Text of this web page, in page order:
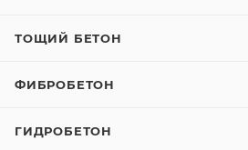
ТОЩИЙ БЕТОН
ФИБРОБЕТОН
ГИДРОБЕТОН